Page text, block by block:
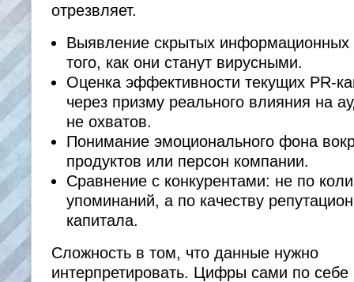
отрезвляет.
Выявление скрытых информационных
того, как они станут вирусными.
Оценка эффективности текущих PR-
через призму реального влияния на
не охватов.
Понимание эмоционального фона
продуктов или персон компании.
Сравнение с конкурентами: не по
упоминаний, а по качеству
капитала.
Сложность в том, что данные нужно
интерпретировать. Цифры сами по